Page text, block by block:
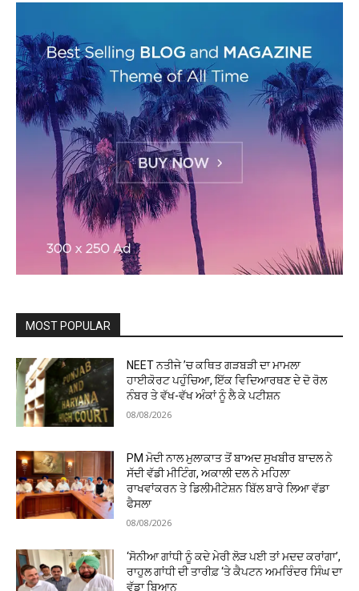
MOST POPULAR
NEET ਨਤੀਜੇ ’ਚ ਕਥਿਤ ਗੜਬੜੀ ਦਾ ਮਾਮਲਾ
ਹਾਈਕੋਰਟ ਪਹੁੰਚਿਆ, ਇੱਕ ਵਿਦਿਆਰਥਣ ਦੇ ਦੋ ਰੋਲ
ਨੰਬਰ ਤੇ ਵੱਖ-ਵੱਖ ਅੰਕਾਂ ਨੂੰ ਲੈ ਕੇ ਪਟੀਸ਼ਨ
08/08/2026
PM ਮੋਦੀ ਨਾਲ ਮੁਲਾਕਾਤ ਤੋਂ ਬਾਅਦ ਸੁਖਬੀਰ ਬਾਦਲ ਨੇ
ਸੱਦੀ ਵੱਡੀ ਮੀਟਿੰਗ, ਅਕਾਲੀ ਦਲ ਨੇ ਮਹਿਲਾ
ਰਾਖਵਾਂਕਰਨ ਤੇ ਡਿਲੀਮੀਟੇਸ਼ਨ ਬਿੱਲ ਬਾਰੇ ਲਿਆ ਵੱਡਾ
ਫੈਸਲਾ
08/08/2026
‘ਸੋਨੀਆ ਗਾਂਧੀ ਨੂੰ ਕਦੇ ਮੇਰੀ ਲੋੜ ਪਈ ਤਾਂ ਮਦਦ ਕਰਾਂਗਾ’,
ਰਾਹੁਲ ਗਾਂਧੀ ਦੀ ਤਾਰੀਫ਼ ‘ਤੇ ਕੈਪਟਨ ਅਮਰਿੰਦਰ ਸਿੰਘ ਦਾ
ਵੱਡਾ ਬਿਆਨ